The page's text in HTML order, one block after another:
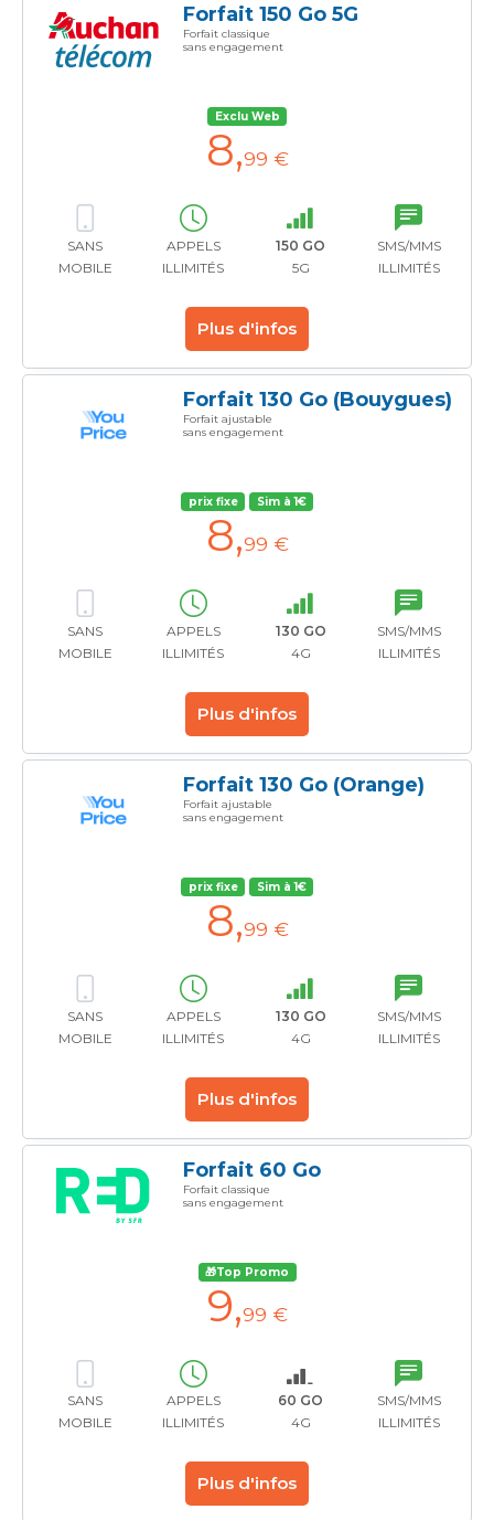
Forfait 150 Go 5G
Forfait classique
sans engagement
Exclu Web
8,99 €
SANS
MOBILE
APPELS
ILLIMITÉS
150 GO
5G
SMS/MMS
ILLIMITÉS
Plus d'infos
Forfait 130 Go (Bouygues)
Forfait ajustable
sans engagement
prix fixe Sim à 1€
8,99 €
SANS
MOBILE
APPELS
ILLIMITÉS
130 GO
4G
SMS/MMS
ILLIMITÉS
Plus d'infos
Forfait 130 Go (Orange)
Forfait ajustable
sans engagement
prix fixe Sim à 1€
8,99 €
SANS
MOBILE
APPELS
ILLIMITÉS
130 GO
4G
SMS/MMS
ILLIMITÉS
Plus d'infos
Forfait 60 Go
Forfait classique
sans engagement
🎁Top Promo
9,99 €
SANS
MOBILE
APPELS
ILLIMITÉS
60 GO
4G
SMS/MMS
ILLIMITÉS
Plus d'infos